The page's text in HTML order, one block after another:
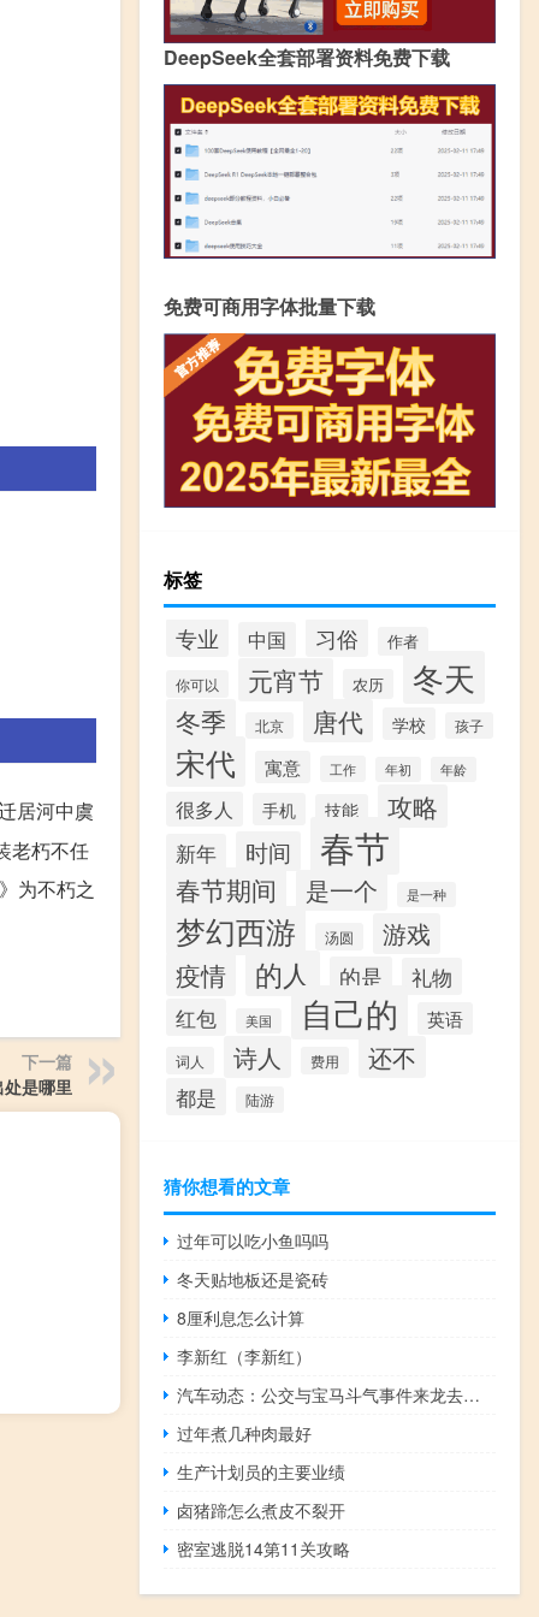
居河中虞
老朽不任
为不朽之
下一篇
处是哪里
DeepSeek全套部署资料免费下载
免费可商用字体批量下载
标签
专业 中国 习俗 作者
你可以 元宵节 农历 冬天
冬季 北京 唐代 学校 孩子
宋代 寓意 工作 年初 年龄
很多人 手机 技能 攻略
新年 时间 春节
春节期间 是一个 是一种
梦幻西游 汤圆 游戏
疫情 的人 的是
礼物
红包
美国 自己的 英语
词人 诗人 费用 还不
都是 陆游
猜你想看的文章
过年可以吃小鱼吗吗
冬天贴地板还是瓷砖
8厘利息怎么计算
李新红（李新红）
汽车动态：公交与宝马斗气事件来龙去脉 公交与宝马斗气当事人如何处理
过年煮几种肉最好
生产计划员的主要业绩
卤猪蹄怎么煮皮不裂开
密室逃脱14第11关攻略